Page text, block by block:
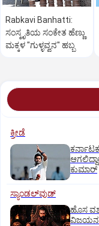
Rabkavi Banhatti:
ಸಂಸ್ಕೃತಿಯ ಸಂಕೇತ ಹೆಣ್ಣು
ಮಕ್ಕಳ "ಗುಳ್ಳವ್ವನ" ಹಬ್ಬ
ಕ್ರೀಡೆ
ಕುಮಾರ್
ಸ್ಯಾಂಡಲ್‌ವುಡ್‌
ಹೊಸ